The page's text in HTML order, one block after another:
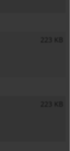
223 KB
223 KB